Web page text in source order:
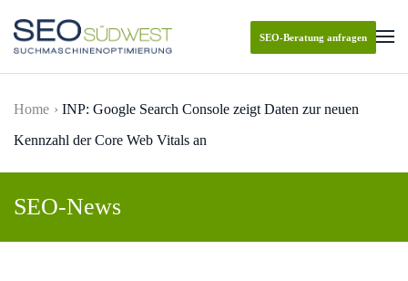
Skip to main content
SEO-Beratung anfragen
Home
INP: Google Search Console zeigt Daten zur neuen
Kennzahl der Core Web Vitals an
SEO-News